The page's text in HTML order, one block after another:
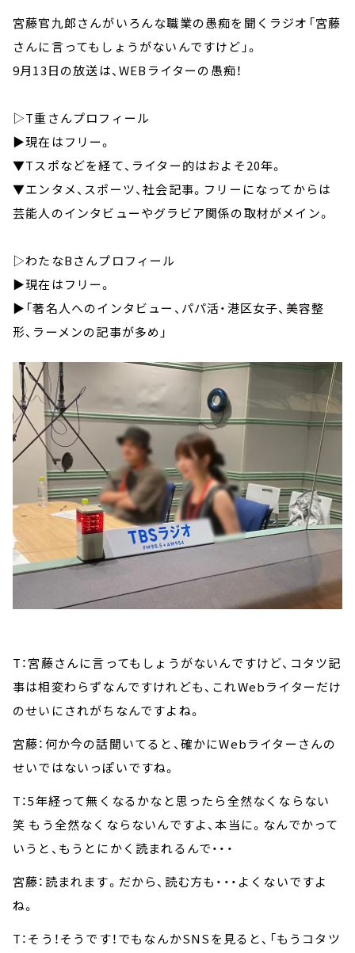
宮藤官九郎さんがいろんな職業の愚痴を聞くラジオ「宮藤
さんに言ってもしょうがないんですけど」。
9月13日の放送は、WEBライターの愚痴！
▷T重さんプロフィール
▶︎現在はフリー。
▼Tスポなどを経て、ライター的はおよそ20年。
▼エンタメ、スポーツ、社会記事。フリーになってからは
芸能人のインタビューやグラビア関係の取材がメイン。
▷わたなBさんプロフィール
▶︎現在はフリー。
▶︎「著名人へのインタビュー、パパ活・港区女子、美容整
形、ラーメンの記事が多め」
T：宮藤さんに言ってもしょうがないんですけど、コタツ記
事は相変わらずなんですけれども、これWebライターだけ
のせいにされがちなんですよね。
宮藤：何か今の話聞いてると、確かにWebライターさんの
せいではないっぽいですね。
T：5年経って無くなるかなと思ったら全然なくならない
笑 もう全然なくならないんですよ、本当に。なんでかって
いうと、もうとにかく読まれるんで・・・
宮藤：読まれます。だから、読む方も・・・よくないですよ
ね。
T：そう！そうです！でもなんかSNSを見ると、「もうコタツ